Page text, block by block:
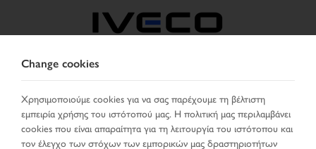
ΕΠΙΛΈΞΤΕ ΧΏΡΑ ΑΛΛΑΞΕ ΓΛΏΣΣΑ
Change cookies
Χρησιμοποιούμε cookies για να σας παρέχουμε τη βέλτιστη
εμπειρία χρήσης του ιστότοπού μας. Η πολιτική μας περιλαμβάνει
cookies που είναι απαραίτητα για τη λειτουργία του ιστότοπου και
τον έλεγχο των στόχων των εμπορικών μας δραστηριοτήτων